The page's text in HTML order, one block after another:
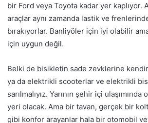
bir Ford veya Toyota kadar yer kaplıyor.
araçlar aynı zamanda lastik ve
bırakıyorlar. Banliyöler için iyi olabilir
için uygun değil.
Belki de bisikletin sade zevklerine
ya da elektrikli scooterlar ve elektrikli
sarılmalıyız. Yarının şehir içi ulaşımında
yeri olacak. Ama bir tavan, gerçek bir
gibi konfor arayanlar hala bir otomobil